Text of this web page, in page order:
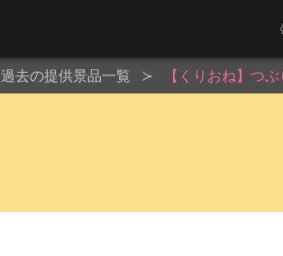
過去の提供景品一覧 【くりおね】つ